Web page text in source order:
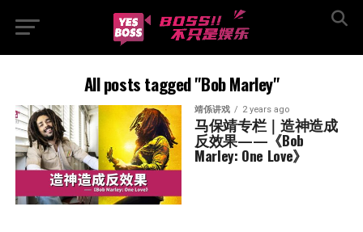
All posts tagged "Bob Marley"
靖係讲戏 2 years ago
马保靖专栏｜造神造成
反效果——《Bob
Marley: One Love》